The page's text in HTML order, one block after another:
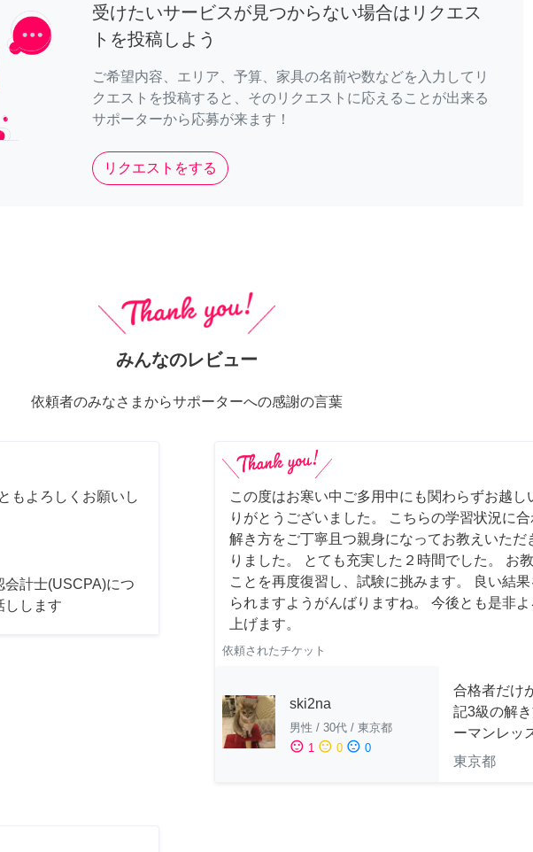
受けたいサービスが見つからない場合はリクエス
トを投稿しよう
ご希望内容、エリア、予算、家具の名前や数などを入力してリ
クエストを投稿すると、そのリクエストに応えることが出来る
サポーターから応募が来ます！
リクエストをする
みんなのレビュー
依頼者のみなさまからサポーターへの感謝の言葉
もよろしくお願いし
会計士(USCPA)につ
しします
この度はお寒い中ご多用中にも関わらずお越し
りがとうございました。 こちらの学習状況に合
解き方をご丁寧且つ親身になってお教えいただ
りました。 とても充実した２時間でした。 お
ことを再度復習し、試験に挑みます。 良い結
られますようがんばりますね。 今後とも是非
上げます。
依頼されたチケット
ski2na
男性 / 30代 / 東京都
sentiment_satisfied 1 sentiment_neutral 0 sentiment_dissatisfied 0
合格者だけ
記3級の解
ーマンレッ
東京都